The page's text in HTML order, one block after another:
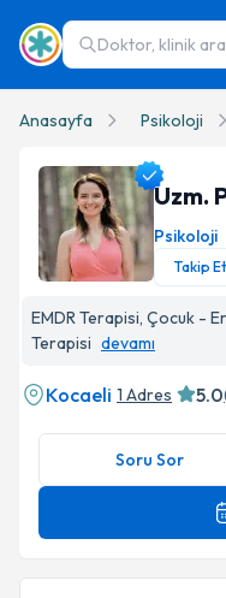
Doktor, klinik
Anasayfa Psikoloji
Uzm.
Psikoloji
Takip Et
EMDR Terapisi, Çocuk -
Terapisi devamı
Kocaeli 1 Adres 5.0
Soru Sor